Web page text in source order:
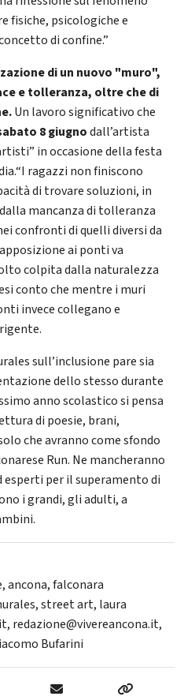
fisiche, psicologiche e
di confine.”
di un nuovo "muro",
e tolleranza, oltre che di
Un lavoro significativo che
8 giugnodall’artista
in occasione della festa
ragazzi non finiscono
di trovare soluzioni, in
mancanza di tolleranza
confronti di quelli diversi da
ai ponti va
colpita dalla naturalezza
conto che mentre i muri
invece collegano e
sull’inclusione pare sia
dello stesso durante
anno scolastico si pensa
di poesie, brani,
che avranno come sfondo
Run. Ne mancheranno
per il superamento di
i grandi, gli adulti, a
,ancona,falconara
,street art, laura
, redazione@vivereancona.it,
Bufarini